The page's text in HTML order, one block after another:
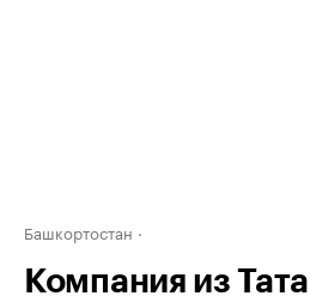
Башкортостан
Компания из